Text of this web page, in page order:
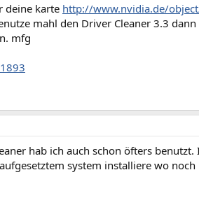
deine karte http://www.nvidia.de/
mahl den Driver Cleaner 3.3
mfg
hab ich auch schon öfters
system installiere wo